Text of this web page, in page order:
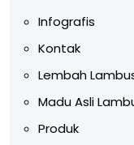
Infografis
Kontak
Lembah
Madu Asli
Produk